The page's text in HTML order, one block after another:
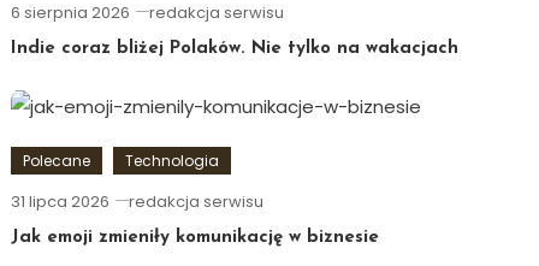
6 sierpnia 2026 redakcja serwisu
Indie coraz bliżej Polaków. Nie tylko na wakacjach
Polecane Technologia
31 lipca 2026 redakcja serwisu
Jak emoji zmieniły komunikację w biznesie